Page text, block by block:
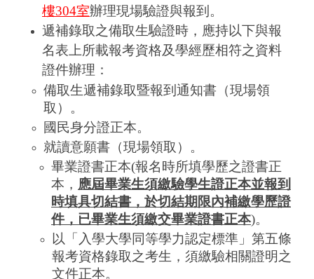
樓304室辦理現場驗證與報到。
遞補錄取之備取生驗證時，應持以下與報
名表上所載報考資格及學經歷相符之資料
證件辦理：
備取生遞補錄取暨報到通知書（現場領
取）。
國民身分證正本。
就讀意願書（現場領取）。
畢業證書正本(報名時所填學歷之證書正
本， 應屆畢業生須繳驗學生證正本並報到
時填具切結書，於切結期限內補繳學歷證
件 ，已畢業生須繳交畢業證書正本)。
以「入學大學同等學力認定標準」第五條
報考資格錄取之考生，須繳驗相關證明之
文件正本。